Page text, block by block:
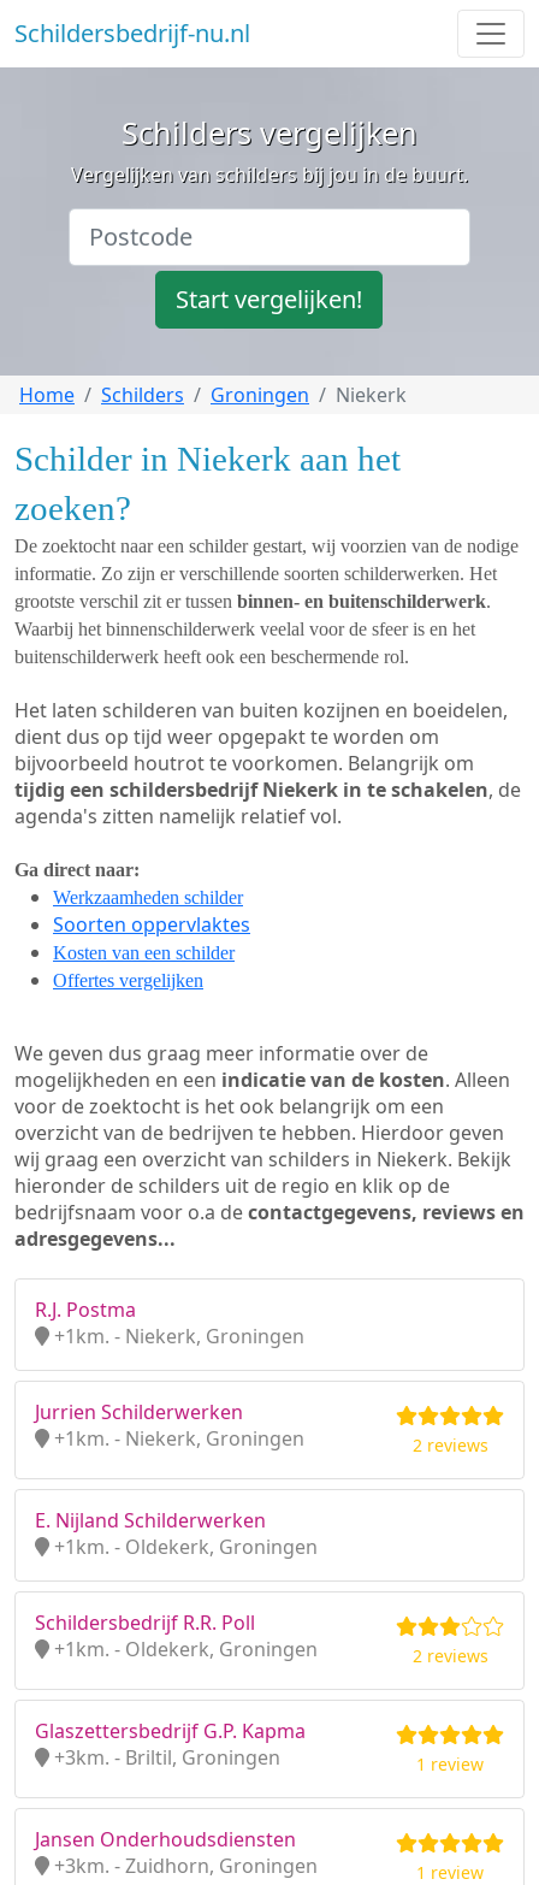
Schildersbedrijf-nu.nl
Schilders vergelijken
Vergelijken van schilders bij jou in de buurt.
Start vergelijken!
Home Schilders Groningen Niekerk
Schilder in Niekerk aan het
zoeken?
De zoektocht naar een schilder gestart, wij voorzien van de nodige
informatie. Zo zijn er verschillende soorten schilderwerken. Het
grootste verschil zit er tussen binnen- en buitenschilderwerk.
Waarbij het binnenschilderwerk veelal voor de sfeer is en het
buitenschilderwerk heeft ook een beschermende rol.
Het laten schilderen van buiten kozijnen en boeidelen,
dient dus op tijd weer opgepakt te worden om
bijvoorbeeld houtrot te voorkomen. Belangrijk om
tijdig een schildersbedrijf Niekerk in te schakelen, de
agenda's zitten namelijk relatief vol.
Ga direct naar:
Werkzaamheden schilder
Soorten oppervlaktes
Kosten van een schilder
Offertes vergelijken
We geven dus graag meer informatie over de
mogelijkheden en een indicatie van de kosten. Alleen
voor de zoektocht is het ook belangrijk om een
overzicht van de bedrijven te hebben. Hierdoor geven
wij graag een overzicht van schilders in Niekerk. Bekijk
hieronder de schilders uit de regio en klik op de
bedrijfsnaam voor o.a decontactgegevens, reviews en
adresgegevens...
R.J. Postma
+1km. - Niekerk, Groningen
Jurrien Schilderwerken
+1km. - Niekerk, Groningen
2 reviews
E. Nijland Schilderwerken
+1km. - Oldekerk, Groningen
Schildersbedrijf R.R. Poll
+1km. - Oldekerk, Groningen
2 reviews
Glaszettersbedrijf G.P. Kapma
+3km. - Briltil, Groningen
1 review
Jansen Onderhoudsdiensten
+3km. - Zuidhorn, Groningen
1 review